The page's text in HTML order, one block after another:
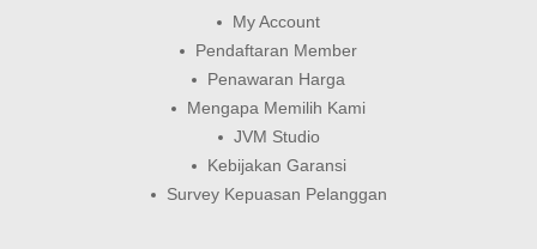
My Account
Pendaftaran Member
Penawaran Harga
Mengapa Memilih Kami
JVM Studio
Kebijakan Garansi
Survey Kepuasan Pelanggan